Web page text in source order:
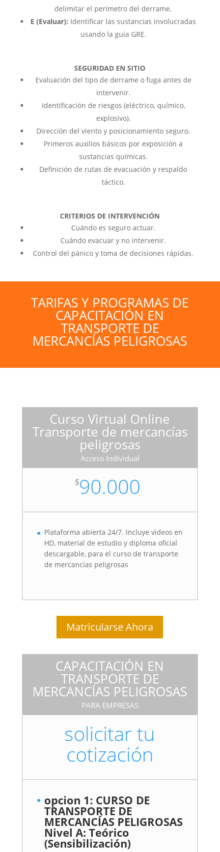
delimitar el perímetro del derrame.
E (Evaluar): Identificar las sustancias involucradas
usando la guía GRE.
SEGURIDAD EN SITIO
Evaluación del tipo de derrame o fuga antes de
intervenir.
Identificación de riesgos (eléctrico, químico,
explosivo).
Dirección del viento y posicionamiento seguro.
Primeros auxilios básicos por exposición a
sustancias químicas.
Definición de rutas de evacuación y respaldo
táctico.
CRITERIOS DE INTERVENCIÓN
Cuándo es seguro actuar.
Cuándo evacuar y no intervenir.
Control del pánico y toma de decisiones rápidas.
TARIFAS Y PROGRAMAS DE
CAPACITACIÓN EN
TRANSPORTE DE
MERCANCÍAS PELIGROSAS
Curso Virtual Online
Transporte de mercancías
peligrosas
Acceso Individual
$90.000
Plataforma abierta 24/7. Incluye videos en
HD, material de estudio y diploma oficial
descargable, para el curso de transporte
de mercancías peligrosas
Matricularse Ahora
CAPACITACIÓN EN
TRANSPORTE DE
MERCANCÍAS PELIGROSAS
PARA EMPRESAS
solicitar tu
cotización
opcion 1: CURSO DE
TRANSPORTE DE
MERCANCÍAS PELIGROSAS
Nivel A: Teórico
(Sensibilización)